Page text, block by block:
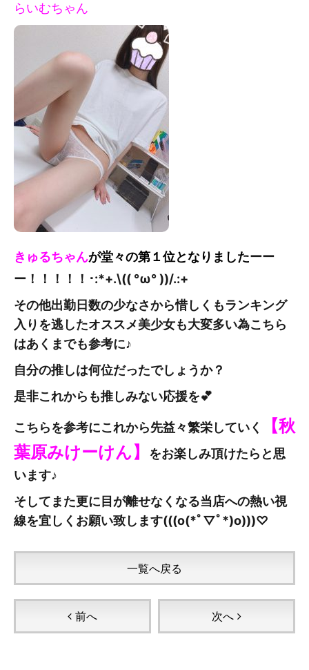
らいむちゃん
きゅるちゃんが堂々の第１位となりましたーー
ー！！！！！ ･:*+.\(( °ω° ))/.:+
その他出勤日数の少なさから惜しくもランキング
入りを逃したオススメ美少女も大変多い為こちら
はあくまでも参考に♪
自分の推しは何位だったでしょうか？
是非これからも推しみない応援を💕
こちらを参考にこれから先益々繁栄していく
【秋
葉原みけーけん】
をお楽しみ頂けたらと思
います♪
そしてまた更に目が離せなくなる当店への熱い視
線を宜しくお願い致します(((o(*ﾟ▽ﾟ*)o)))♡
前へ
一覧へ戻る
次へ